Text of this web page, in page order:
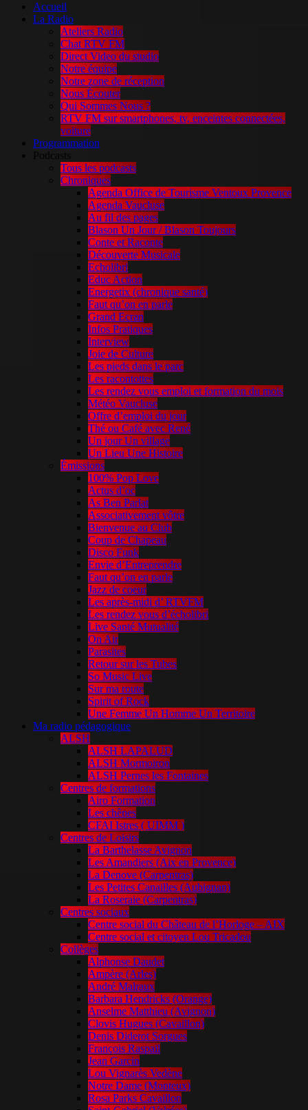
Accueil
La Radio
Ateliers Radio
Chat RTV FM
Direct Video du studio
Notre équipe
Notre zone de réception
Nous Écouter
Qui Sommes Nous ?
RTV FM sur smartphones, tv, enceintes connectées,
voiture
Programmation
Podcasts
Tous les podcasts
Chroniques
Agenda Office de Tourisme Ventoux Provence
Agenda Vaucluse
Au fil des pages
Blason Un Jour / Blason Toujours
Conte et Raconte
Découverte Musicale
Echolibri
Educ Action
Energetix (chronique santé)
Faut qu’on en parle
Grand Ecran
Infos Pratiques
Interview
Joie de Culture
Les pieds dans le parc
Les racontottes
Les rendez vous emploi et formation du mois
Météo Vaucluse
Offre d’emploi du jour
Thé ou Café avec René
Un jour Un village
Un Lieu Une Histoire
Émissions
100% Pop Love
Actus d’oc
As Ben Parlat
Associativement vôtre
Bienvenue au Club
Coup de Chapeau
Disco Funk
Envie d’Entreprendre
Faut qu’on en parle
Jazz de coeur
Les après-midi d’ RTVFM
Les rendez vous d’écholibri
Live Santé Mutualité
On Air
Parasites
Retour sur les Tubes
So Music Live
Sur ma route
Spirit of Rock
Une Femme Un Homme Un Territoire
Ma radio pédagogique
ALSH
ALSH LAPALUD
ALSH Mormoiron
ALSH Pernes les Fontaines
Centres de formations
Airo Formation
Les chênes
CFAI Istres ( UIMM )
Centres de Loisirs
La Barthelasse Avignon
Les Amandiers (Aix en Provence)
La Denove (Carpentras)
Les Petites Canailles (Aubignan)
La Roseraie (Carpentras)
Centres sociaux
Centre social du Château de l’Horloge – AIX
Centre social et citoyen Lou Tricadou
Collèges
Alphonse Daudet
Ampère (Arles)
André Malraux
Barbara Hendricks (Orange)
Anselme Matthieu (Avignon)
Clovis Hugues (Cavaillon)
Denis Diderot Sorgues
François Raspail
Jean Garcin
Lou Vignarès Vedène
Notre Dame (Monteux)
Rosa Parks Cavaillon